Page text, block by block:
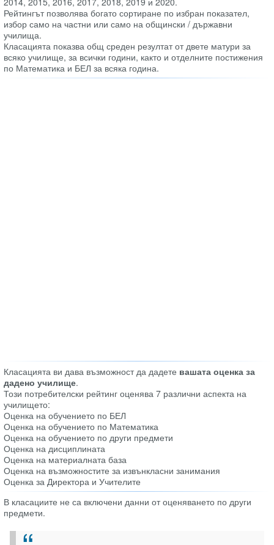
Рейтингът позволява богато сортиране по избран показател,
избор само на частни или само на общински / държавни
училища.
Класацията показва общ среден резултат от двете матури за
всяко училище, за всички години, както и отделните постижения
по Математика и БЕЛ за всяка година.
Класацията ви дава възможност да дадете вашата оценка за
дадено училище.
Този потребителски рейтинг оценява 7 различни аспекта на
училището:
Оценка на обучението по БЕЛ
Оценка на обучението по Математика
Оценка на обучението по други предмети
Оценка на дисциплината
Оценка на материалната база
Оценка на възможностите за извънкласни занимания
Оценка за Директора и Учителите
В класациите не са включени данни от оценяването по други
предмети.